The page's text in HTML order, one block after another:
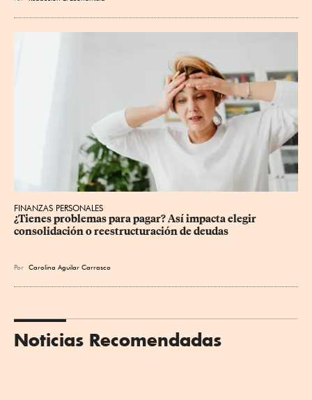
FINANZAS PERSONALES
¿Tienes problemas para pagar? Así impacta elegir
consolidación o reestructuración de deudas
Por Carolina Aguilar Carrasco
Noticias Recomendadas